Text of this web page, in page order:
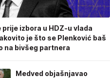
prije izbora u HDZ-u vlada
je što se Plenković baš
na bivšeg partnera
Medved objašnjavao